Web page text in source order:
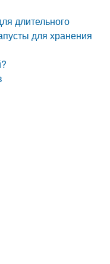
длительного
для хранения